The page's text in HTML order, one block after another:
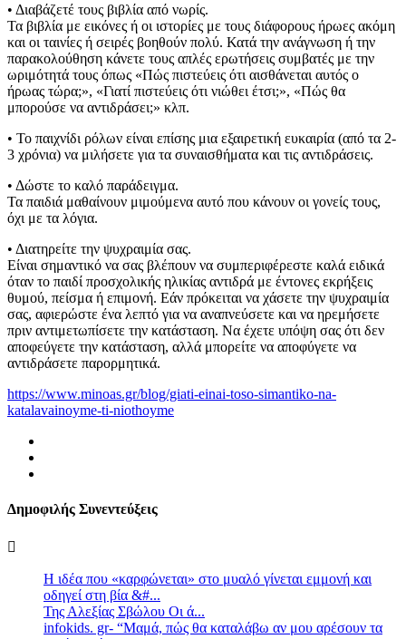
• Διαβάζετέ τους βιβλία από νωρίς.
Τα βιβλία με εικόνες ή οι ιστορίες με τους διάφορους ήρωες ακόμη
και οι ταινίες ή σειρές βοηθούν πολύ. Κατά την ανάγνωση ή την
παρακολούθηση κάνετε τους απλές ερωτήσεις συμβατές με την
ωριμότητά τους όπως «Πώς πιστεύεις ότι αισθάνεται αυτός ο
ήρωας τώρα;», «Γιατί πιστεύεις ότι νιώθει έτσι;», «Πώς θα
μπορούσε να αντιδράσει;» κλπ.
• Το παιχνίδι ρόλων είναι επίσης μια εξαιρετική ευκαιρία (από τα 2-
3 χρόνια) να μιλήσετε για τα συναισθήματα και τις αντιδράσεις.
• Δώστε το καλό παράδειγμα.
Τα παιδιά μαθαίνουν μιμούμενα αυτό που κάνουν οι γονείς τους,
όχι με τα λόγια.
• Διατηρείτε την ψυχραιμία σας.
Είναι σημαντικό να σας βλέπουν να συμπεριφέρεστε καλά ειδικά
όταν το παιδί προσχολικής ηλικίας αντιδρά με έντονες εκρήξεις
θυμού, πείσμα ή επιμονή. Εάν πρόκειται να χάσετε την ψυχραιμία
σας, αφιερώστε ένα λεπτό για να αναπνεύσετε και να ηρεμήσετε
πριν αντιμετωπίσετε την κατάσταση. Να έχετε υπόψη σας ότι δεν
αποφεύγετε την κατάσταση, αλλά μπορείτε να αποφύγετε να
αντιδράσετε παρορμητικά.
https://www.minoas.gr/blog/giati-einai-toso-simantiko-na-
katalavainoyme-ti-niothoyme
Δημοφιλής Συνεντεύξεις
Η ιδέα που «καρφώνεται» στο μυαλό γίνεται εμμονή και
οδηγεί στη βία &#...
Της Αλεξίας Σβώλου Οι ά...
infokids. gr- “Μαμά, πώς θα καταλάβω αν μου αρέσουν τα